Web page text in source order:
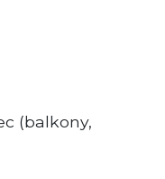
(balkony,